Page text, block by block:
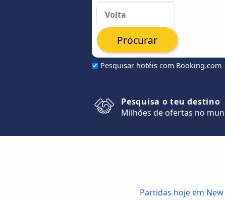
Pesquisar hotéis com Booking.com
Procurar
Pesquisa o teu destino
Milhões de ofertas no
Partidas hoje em